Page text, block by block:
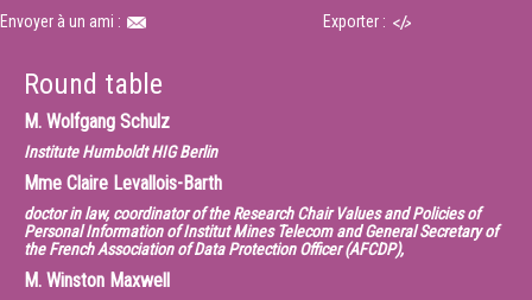
Envoyer à un ami : Exporter :
Round table
M. Wolfgang Schulz
Institute Humboldt HIG Berlin
Mme Claire Levallois-Barth
doctor in law, coordinator of the Research Chair Values and Policies of
Personal Information of Institut Mines Telecom and General Secretary of
the French Association of Data Protection Officer (AFCDP),
M. Winston Maxwell